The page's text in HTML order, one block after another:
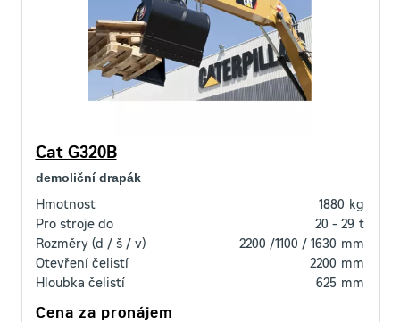
Cat G320B
demoliční drapák
Hmotnost 1880 kg
Pro stroje do
20 - 29 t
Rozměry (d / š / v)
2200 /1100 / 1630 mm
Otevření čelistí
2200 mm
Hloubka čelistí
625 mm
Cena za pronájem